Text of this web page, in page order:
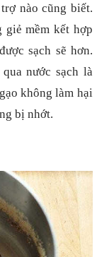
nào cũng biết.
giẻ mềm kết hợp
sạch sẽ hơn.
nước sạch là
không làm hại
bị nhớt.